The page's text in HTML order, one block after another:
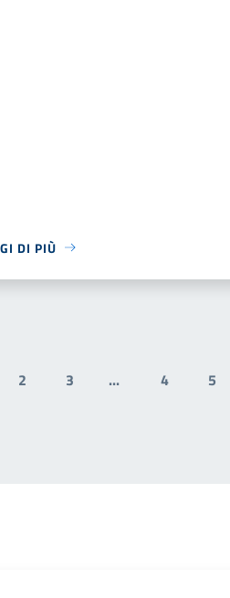
DI PIÙ
2 3 ... 4 5